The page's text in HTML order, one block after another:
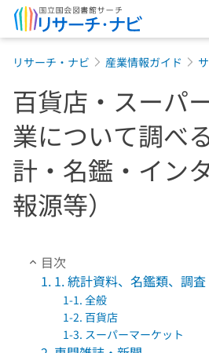
リサーチ・ナビ 産業情報ガイド
百貨店・スーパ
業について調べ
計・名鑑・イン
報源等）
目次
1. 1. 統計資料、名鑑類、調
1-1. 全般
1-2. 百貨店
1-3. スーパーマーケット